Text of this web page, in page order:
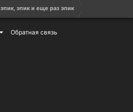
эпик, эпик и еще раз эпик
Обратная связь